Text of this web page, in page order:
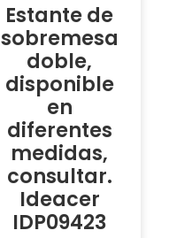
Estante de
sobremesa
doble,
disponible
en
diferentes
medidas,
consultar.
Ideacer
IDP09423